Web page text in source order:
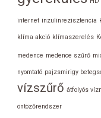
internet inzulinrezisztencia
klíma akció klímaszerelés
medence medence szűrő
nyomtató pajzsmirigy
vízszűrő átfolyós
öntözőrendszer